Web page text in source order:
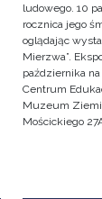
ludowego. 10
rocznica jego
oglądając
Mierzwa”.
października
Centrum
Muzeum
Mościckiego